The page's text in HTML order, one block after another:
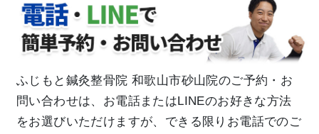
ふじもと鍼灸整骨院 和歌山市砂山院のご予約・お
問い合わせは、お電話またはLINEのお好きな方法
をお選びいただけますが、できる限りお電話でのご